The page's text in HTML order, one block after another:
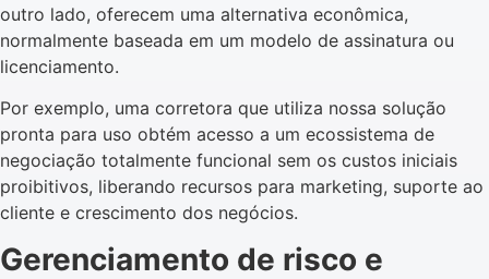
outro lado, oferecem uma alternativa econômica,
normalmente baseada em um modelo de assinatura ou
licenciamento.
Por exemplo, uma corretora que utiliza nossa solução
pronta para uso obtém acesso a um ecossistema de
negociação totalmente funcional sem os custos iniciais
proibitivos, liberando recursos para marketing, suporte ao
cliente e crescimento dos negócios.
Gerenciamento de risco e